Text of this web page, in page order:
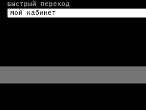
Быстрый переход